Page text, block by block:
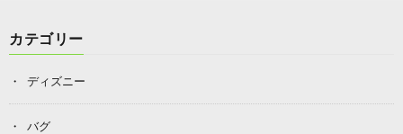
カテゴリー
ディズニー
バグ